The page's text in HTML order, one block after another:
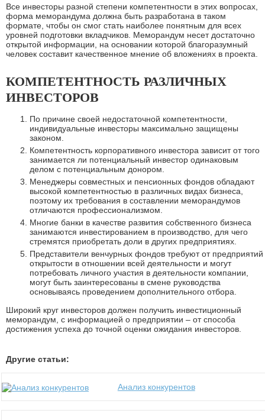
Все инвесторы разной степени компетентности в этих вопросах,
форма меморандума должна быть разработана в таком
формате, чтобы он смог стать наиболее понятным для всех
уровней подготовки вкладчиков. Меморандум несет достаточно
открытой информации, на основании которой благоразумный
человек составит качественное мнение об вложениях в проекта.
КОМПЕТЕНТНОСТЬ РАЗЛИЧНЫХ
ИНВЕСТОРОВ
По причине своей недостаточной компетентности,
индивидуальные инвесторы максимально защищены
законом.
Компетентность корпоративного инвестора зависит от того
занимается ли потенциальный инвестор одинаковым
делом с потенциальным донором.
Менеджеры совместных и пенсионных фондов обладают
высокой компетентностью в различных видах бизнеса,
поэтому их требования в составлении меморандумов
отличаются профессионализмом.
Многие банки в качестве развития собственного бизнеса
занимаются инвестированием в производство, для чего
стремятся приобретать доли в других предприятиях.
Представители венчурных фондов требуют от предприятий
открытости в отношении всей деятельности и могут
потребовать личного участия в деятельности компании,
могут быть заинтересованы в смене руководства
основываясь проведением дополнительного отбора.
Широкий круг инвесторов должен получить инвестиционный
меморандум, с информацией о предприятии – от способа
достижения успеха до точной оценки ожидания инвесторов.
Другие статьи:
Анализ конкурентов